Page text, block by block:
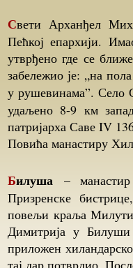
Свети Арханђел Михаил је манастир у рушевинама. Уписан је у
Пећкој епархији.
утврђено где се
забележио је: „на
у рушевинама”. Село
удаљено 8-9 км
патријарха Саве IV
Повића манастиру
Билуша –
Призренске
повељи краља
Димитрија у
приложен
тај дар потврдио.